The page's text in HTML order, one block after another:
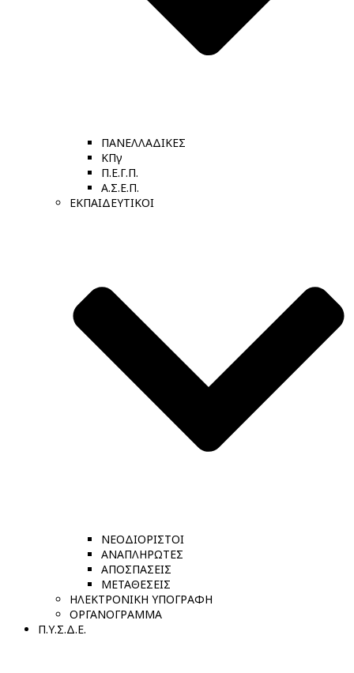
ΠΑΝΕΛΛΑΔΙΚΕΣ
ΚΠγ
Π.Ε.Γ.Π.
Α.Σ.Ε.Π.
ΕΚΠΑΙΔΕΥΤΙΚΟΙ
ΝΕΟΔΙΟΡΙΣΤΟΙ
ΑΝΑΠΛΗΡΩΤΕΣ
ΑΠΟΣΠΑΣΕΙΣ
ΜΕΤΑΘΕΣΕΙΣ
ΗΛΕΚΤΡΟΝΙΚΗ ΥΠΟΓΡΑΦΗ
ΟΡΓΑΝΟΓΡΑΜΜΑ
Π.Υ.Σ.Δ.Ε.